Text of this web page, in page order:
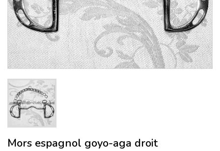
Mors espagnol goyo-aga droit